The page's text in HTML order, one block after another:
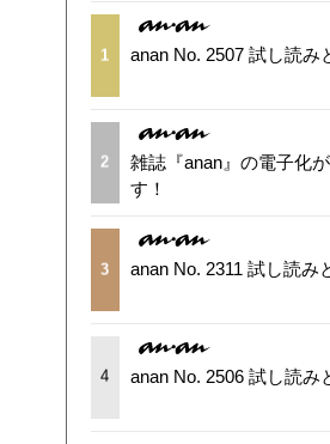
1 anan No. 2507 試し読み
2
雑誌『anan』の電子化
す！
3 anan No. 2311 試し読み
4 anan No. 2506 試し読み